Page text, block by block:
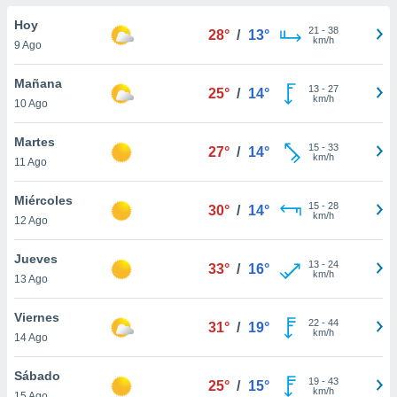
en
y
disponible
cookies
aceptar
Hoy
9 Ago
28° / 13° 21 - 38
km/h
Mañana
10 Ago
25° / 14° 13- 27
km/h
Martes
11 Ago
27° / 14° 15- 33
km/h
Miércoles
12 Ago
30° / 14° 15- 28
km/h
Jueves
13 Ago
33° / 16° 13- 24
km/h
Viernes
14 Ago
31° / 19° 22- 44
km/h
Sábado
25° / 15° 19- 43
km/h